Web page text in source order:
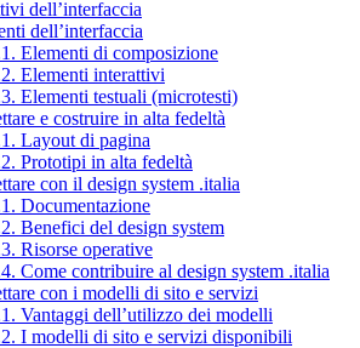
dell’interfaccia
dell’interfaccia
Elementi di composizione
Elementi interattivi
Elementi testuali (microtesti)
e costruire in alta fedeltà
Layout di pagina
Prototipi in alta fedeltà
con il design system .italia
Documentazione
Benefici del design system
Risorse operative
Come contribuire al design system .italia
con i modelli di sito e servizi
Vantaggi dell’utilizzo dei modelli
I modelli di sito e servizi disponibili